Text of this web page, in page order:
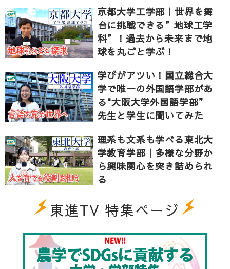
京都大学工学部｜世界を舞
台に挑戦できる”地球工学
科”！過去から未来まで地
球を丸ごと学ぶ！
学びがアツい！国立総合大
学で唯一の外国語学部があ
る"大阪大学外国語学部”
先生と学生に聞いてみた
理系も文系も学べる東北大
学教育学部｜多様な分野か
ら興味関心を突き詰められ
る
東進TV 特集ページ